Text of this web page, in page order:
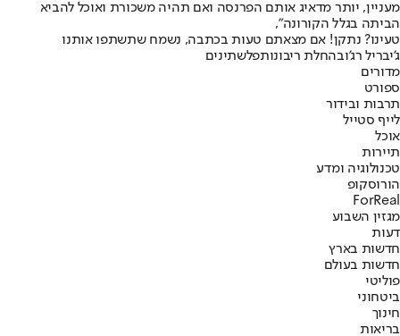
מעניין, יותר מדאיג אותם הפרנסה ואם תהיה משכורת ואוכל להביא
הביתה בגלל הקורונה״,
טעינו? נתקן! אם מצאתם טעות בכתבה, נשמח שתשתפו אותנו
ג'יבריל רג'ובהחלת ריבונותפלשתינים
מדורים
ספורט
תרבות ובידור
לייף סטייל
אוכל
תיירות
טכנולוגיה ומדע
הורוסקופ
ForReal
מגזין השבוע
דעות
חדשות בארץ
חדשות בעולם
פוליטי
ביטחוני
חינוך
בריאות